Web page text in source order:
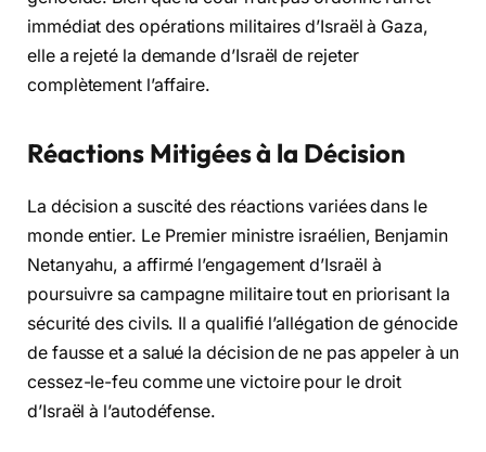
immédiat des opérations militaires d’Israël à Gaza,
elle a rejeté la demande d’Israël de rejeter
complètement l’affaire.
Réactions Mitigées à la Décision
La décision a suscité des réactions variées dans le
monde entier. Le Premier ministre israélien, Benjamin
Netanyahu, a affirmé l’engagement d’Israël à
poursuivre sa campagne militaire tout en priorisant la
sécurité des civils. Il a qualifié l’allégation de génocide
de fausse et a salué la décision de ne pas appeler à un
cessez-le-feu comme une victoire pour le droit
d’Israël à l’autodéfense.